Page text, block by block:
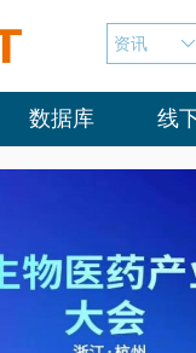
资讯
数据库 线